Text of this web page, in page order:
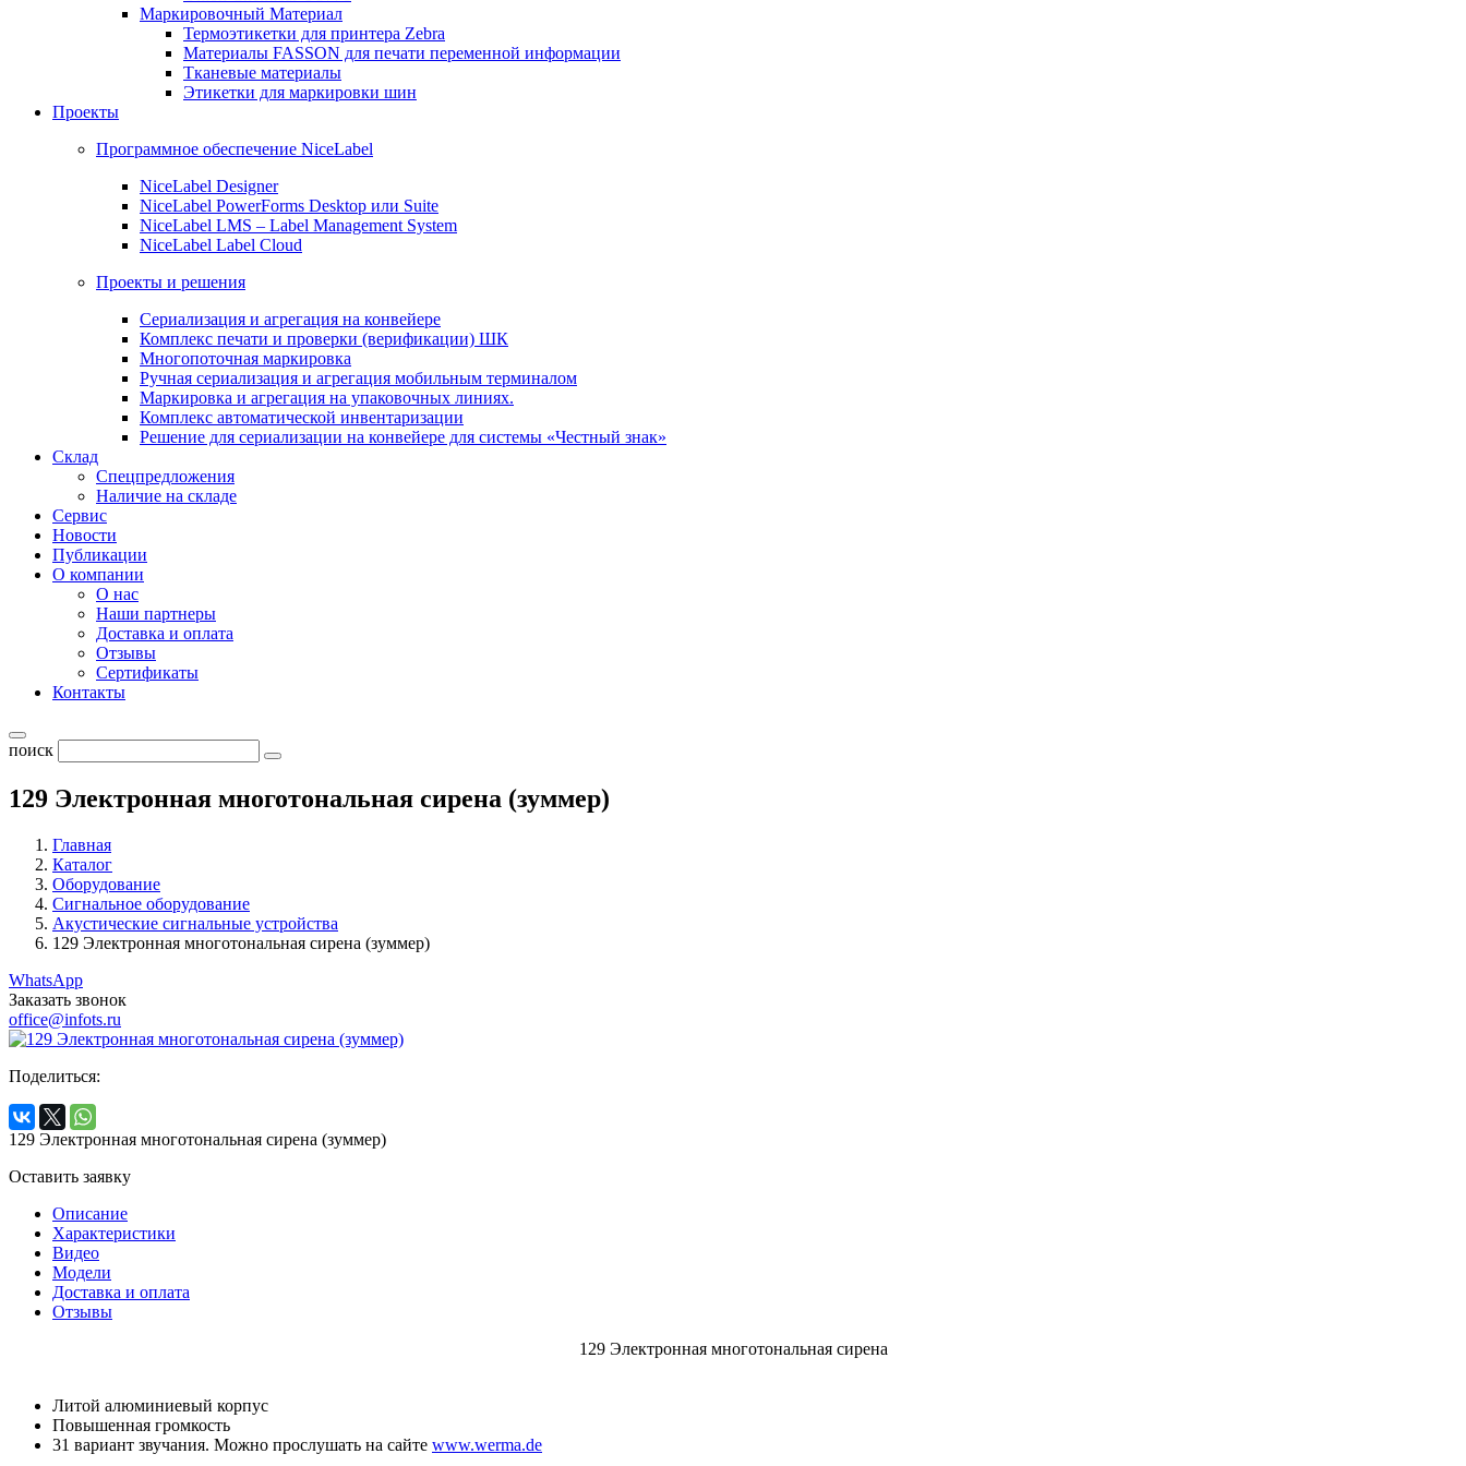
Маркировочный Материал
Термоэтикетки для принтера Zebra
Материалы FASSON для печати переменной информации
Тканевые материалы
Этикетки для маркировки шин
Проекты
Программное обеспечение NiceLabel
NiceLabel Designer
NiceLabel PowerForms Desktop или Suite
NiceLabel LMS – Label Management System
NiceLabel Label Cloud
Проекты и решения
Сериализация и агрегация на конвейере
Комплекс печати и проверки (верификации) ШК
Многопоточная маркировка
Ручная сериализация и агрегация мобильным терминалом
Маркировка и агрегация на упаковочных линиях.
Комплекс автоматической инвентаризации
Решение для сериализации на конвейере для системы «Честный знак»
Склад
Спецпредложения
Наличие на складе
Сервис
Новости
Публикации
О компании
О нас
Наши партнеры
Доставка и оплата
Отзывы
Сертификаты
Контакты
поиск
129 Электронная многотональная сирена (зуммер)
Главная
Каталог
Оборудование
Cигнальное оборудование
Акустические сигнальные устройства
129 Электронная многотональная сирена (зуммер)
WhatsApp
Заказать звонок
office@infots.ru
Поделиться:
129 Электронная многотональная сирена (зуммер)
Оставить заявку
Описание
Характеристики
Видео
Модели
Доставка и оплата
Отзывы
129 Электронная многотональная сирена
Литой алюминиевый корпус
Повышенная громкость
31 вариант звучания. Можно прослушать на сайте www.werma.de